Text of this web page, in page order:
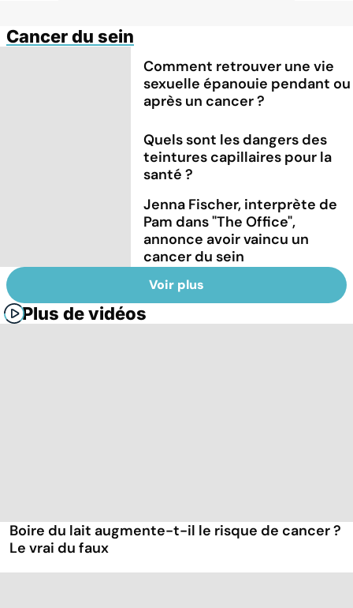
Cancer du sein
Comment retrouver une vie
sexuelle épanouie pendant ou
après un cancer ?
Quels sont les dangers des
teintures capillaires pour la
santé ?
Jenna Fischer, interprète de
Pam dans "The Office",
annonce avoir vaincu un
cancer du sein
Voir plus
Plus de vidéos
Boire du lait augmente-t-il le risque de cancer ?
Le vrai du faux